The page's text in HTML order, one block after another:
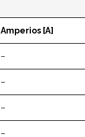
Amperios [A]
–
–
–
–